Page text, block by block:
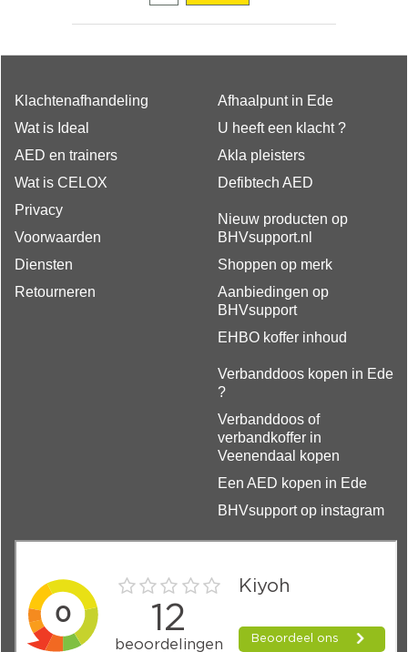
Klachtenafhandeling
Wat is Ideal
AED en trainers
Wat is CELOX
Privacy
Voorwaarden
Diensten
Retourneren
Afhaalpunt in Ede
U heeft een klacht ?
Akla pleisters
Defibtech AED
Nieuw producten op
BHVsupport.nl
Shoppen op merk
Aanbiedingen op
BHVsupport
EHBO koffer inhoud
Verbanddoos kopen in Ede
?
Verbanddoos of
verbandkoffer in
Veenendaal kopen
Een AED kopen in Ede
BHVsupport op instagram